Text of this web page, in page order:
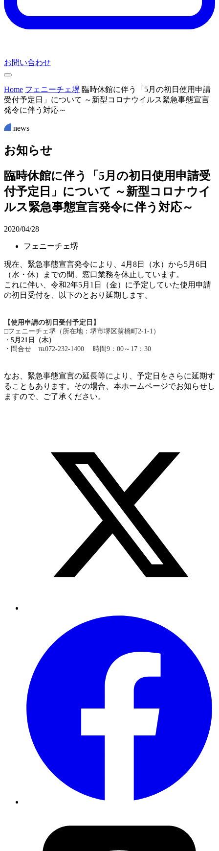
お問い合わせ
Home フェニーチェ堺 臨時休館に伴う「5月の初日使用申請
受付予定日」について ～新型コロナウイルス緊急事態宣言
発令に伴う対応～
news
お知らせ
臨時休館に伴う「5月の初日使用申請受
付予定日」について ～新型コロナウイ
ルス緊急事態宣言発令に伴う対応～
2020/04/28
フェニーチェ堺
現在、緊急事態宣言発令により、4月8日（水）から5月6日
（水・休）までの間、窓口業務を休止しています。
これに伴い、令和2年5月1日（金）に予定していた使用申請
の初日受付を、以下のとおり延期します。
【使用申請の初日受付予定日】
□フェニーチェ堺（所在地：堺市堺区翁橋町2-1-1）
・ 5月21日（木）
・問合せ ℡072-232-1400 時間9：00～17：30
なお、緊急事態宣言の延長等により、予定日をさらに延期す
ることもあります。その場合、本ホームページでお知らせし
ますので、ご了承ください。